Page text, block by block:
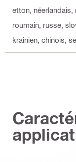
etton, néerlandais,
roumain, russe,
krainien, chinois,